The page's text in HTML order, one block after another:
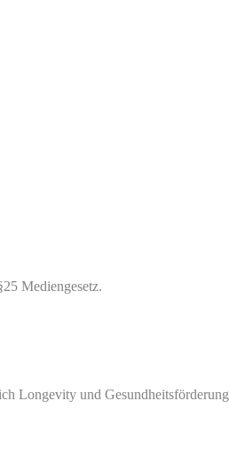
Mediengesetz.
Longevity und Gesundheitsförderung